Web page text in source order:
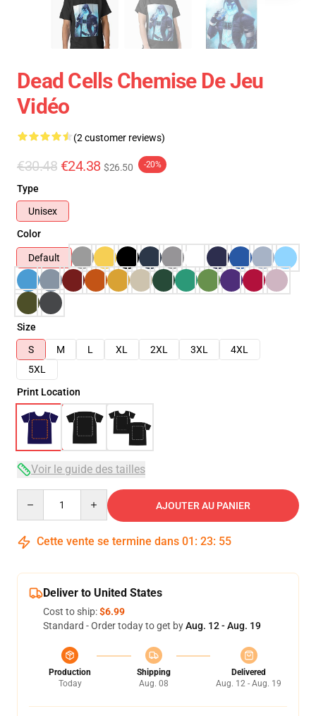
Dead Cells Chemise De Jeu
Vidéo
(2 customer reviews)
€30.48 €24.38 $26.50 -20%
Type
Unisex
Color
Default
Size
S
M L XL 2XL 3XL
4XL
5XL
Print Location
Voir le guide des tailles
AJOUTER AU PANIER
Cette vente se termine dans 01 : 23: 54
Deliver to United States
Cost to ship:$6.99
Standard - Order today to get byAug. 12 - Aug. 19
Production
Today
Shipping
Aug. 08
Delivered
Aug. 12 - Aug. 19